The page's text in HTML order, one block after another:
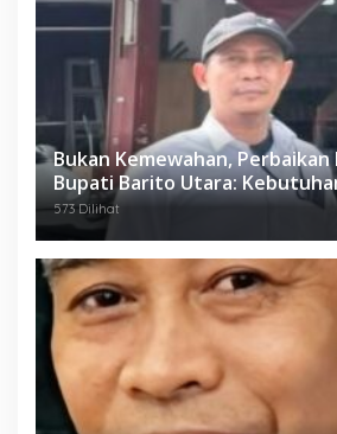
Bukan Kemewahan,
Bupati Barito Utara:
573 Dilihat